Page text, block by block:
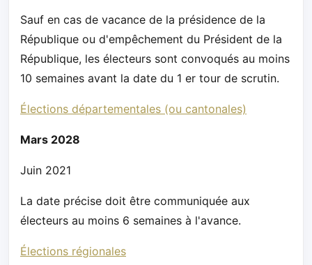
Sauf en cas de vacance de la présidence de la
République ou d'empêchement du Président de la
République, les électeurs sont convoqués au moins
10 semaines avant la date du 1 er tour de scrutin.
Élections départementales (ou cantonales)
Mars 2028
Juin 2021
La date précise doit être communiquée aux
électeurs au moins 6 semaines à l'avance.
Élections régionales